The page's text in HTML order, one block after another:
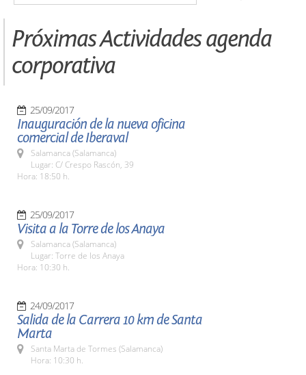
Próximas Actividades agenda
corporativa
25/09/2017
Inauguración de la nueva oficina
comercial de Iberaval
Salamanca (Salamanca)
Lugar: C/ Crespo Rascón, 39
Hora: 18:50 h.
25/09/2017
Visita a la Torre de los Anaya
Salamanca (Salamanca)
Lugar: Torre de los Anaya
Hora: 10:30 h.
24/09/2017
Salida de la Carrera 10 km de Santa
Marta
Santa Marta de Tormes (Salamanca)
Hora: 10:30 h.